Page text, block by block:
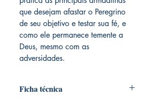
que desejam afastar o Peregrino
de seu objetivo e testar sua fé, e
como ele permanece temente a
Deus, mesmo com as
adversidades.
Ficha técnica